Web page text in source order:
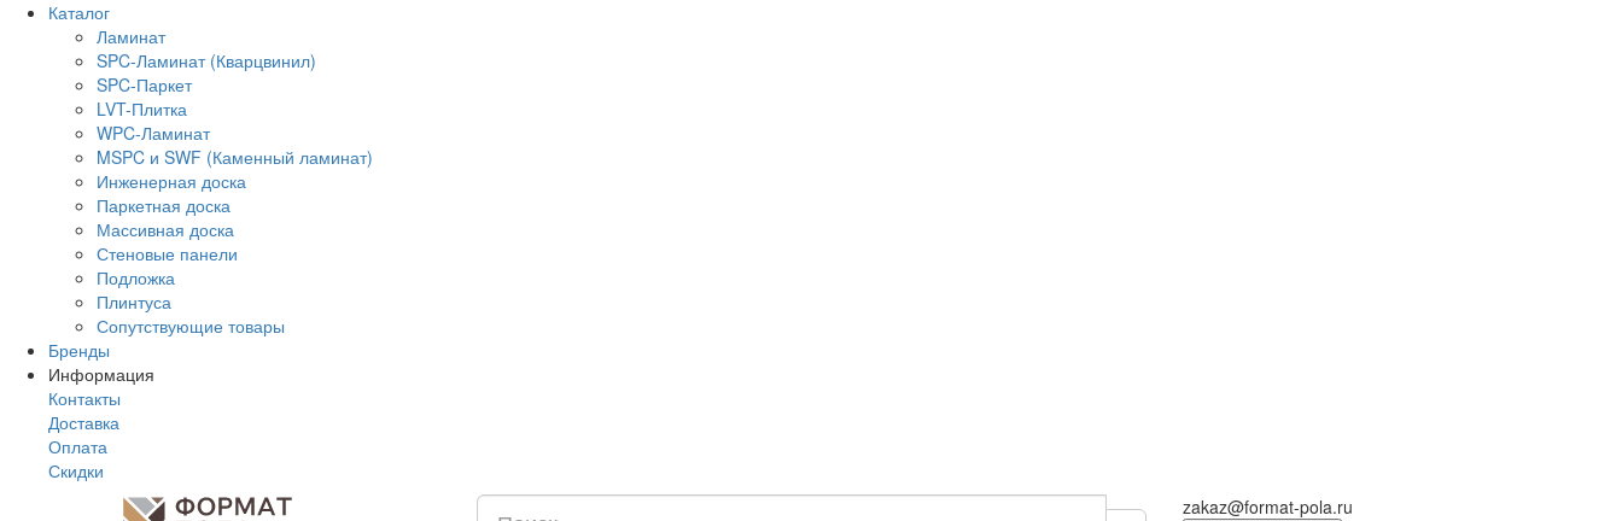
Каталог
Ламинат
SPC-Ламинат (Кварцвинил)
SPC-Паркет
LVT-Плитка
WPC-Ламинат
MSPC и SWF (Каменный ламинат)
Инженерная доска
Паркетная доска
Массивная доска
Стеновые панели
Подложка
Плинтуса
Сопутствующие товары
Бренды
Информация
Контакты
Доставка
Оплата
Скидки
zakaz@format-pola.ru